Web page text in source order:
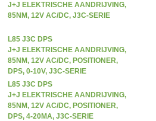
J+J ELEKTRISCHE AANDRIJVING,
85NM, 12V AC/DC, J3C-SERIE
L85 J3C DPS
J+J ELEKTRISCHE AANDRIJVING,
85NM, 12V AC/DC, POSITIONER,
DPS, 0-10V, J3C-SERIE
L85 J3C DPS
J+J ELEKTRISCHE AANDRIJVING,
85NM, 12V AC/DC, POSITIONER,
DPS, 4-20MA, J3C-SERIE